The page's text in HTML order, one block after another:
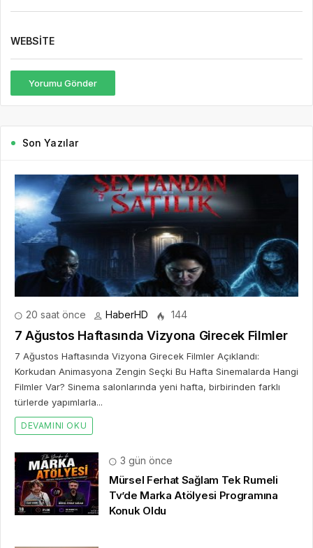
WEBSITE
Yorumu Gönder
Son Yazılar
20 saat önce HaberHD 144
7 Ağustos Haftasında Vizyona Girecek Filmler
7 Ağustos Haftasında Vizyona Girecek Filmler Açıklandı:
Korkudan Animasyona Zengin Seçki Bu Hafta Sinemalarda Hangi
Filmler Var? Sinema salonlarında yeni hafta, birbirinden farklı
türlerde yapımlarla...
DEVAMINI OKU
3 gün önce
Mürsel Ferhat Sağlam Tek Rumeli
Tv’de Marka Atölyesi Programına
Konuk Oldu